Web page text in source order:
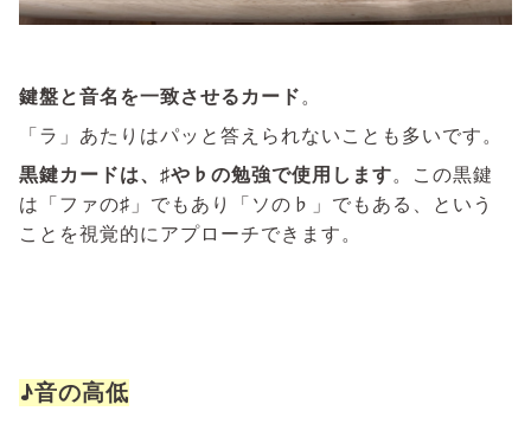
鍵盤と音名を一致させるカード 。
「ラ」あたりはパッと答えられないことも多いです。
黒鍵カードは、♯や♭の勉強で使用します。この黒鍵
は「ファの♯」でもあり「ソの♭」でもある、という
ことを視覚的にアプローチできます。
♪音の高低